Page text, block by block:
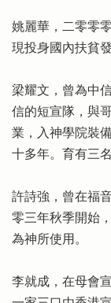
姚麗華，二零零
現投身國內扶貧
梁耀文，曾為中
信的短宣隊，與
業，入神學院裝
十多年。育有三名
許詩強，曾在福
零三年秋季開始
為神所使用。
李就成，在母會